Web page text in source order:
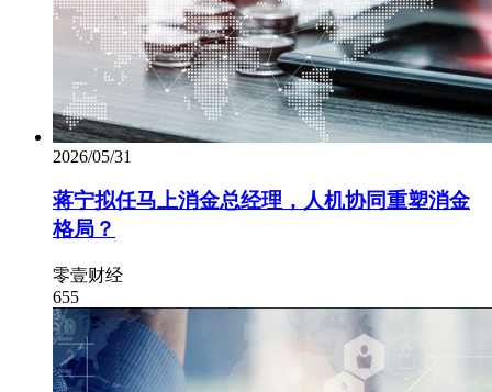
2026/05/31
蒋宁拟任马上消金总经理，人机协同重塑消金
格局？
零壹财经
655